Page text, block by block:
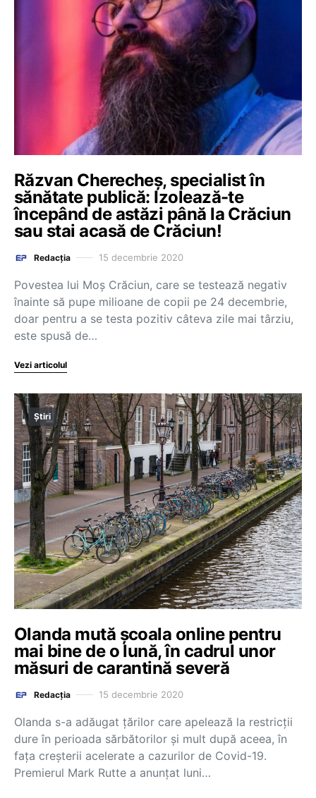
Răzvan Cherecheș, specialist în
sănătate publică: Izolează-te
începând de astăzi până la Crăciun
sau stai acasă de Crăciun!
Redacția 15 decembrie 2020
Povestea lui Moș Crăciun, care se testează negativ
înainte să pupe milioane de copii pe 24 decembrie,
doar pentru a se testa pozitiv câteva zile mai târziu,
este spusă de…
Vezi articolul
Știri
Olanda mută școala online pentru
mai bine de o lună, în cadrul unor
măsuri de carantină severă
Redacția 15 decembrie 2020
Olanda s-a adăugat țărilor care apelează la restricții
dure în perioada sărbătorilor și mult după aceea, în
fața creșterii acelerate a cazurilor de Covid-19.
Premierul Mark Rutte a anunțat luni…